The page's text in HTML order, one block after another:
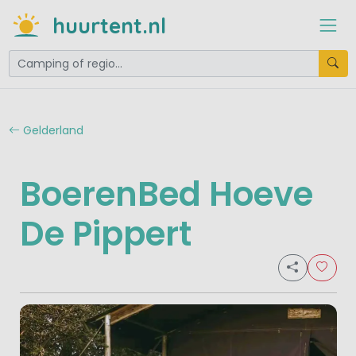
huurtent.nl
Gelderland
BoerenBed Hoeve
De Pippert